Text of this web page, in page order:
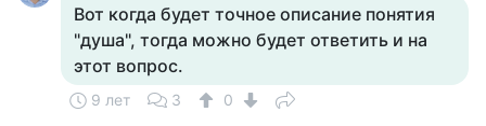
Вот когда будет точное описание понятия
"душа", тогда можно будет ответить и на
этот вопрос.
9 лет 3 0